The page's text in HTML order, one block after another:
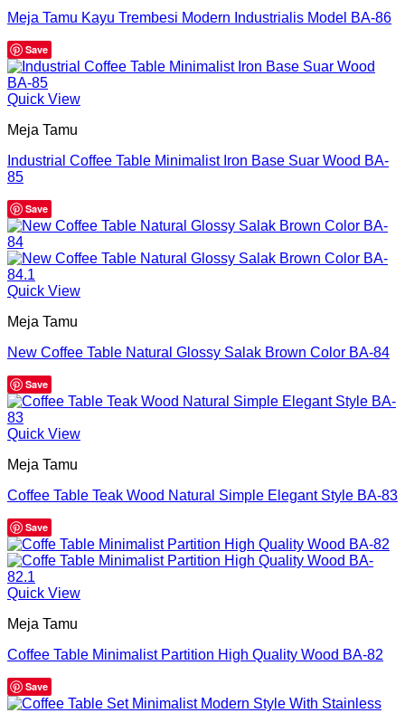
Meja Tamu Kayu Trembesi Modern Industrialis Model BA-86
Save
Quick View
Meja Tamu
Industrial Coffee Table Minimalist Iron Base Suar Wood BA-
85
Save
Quick View
Meja Tamu
New Coffee Table Natural Glossy Salak Brown Color BA-84
Save
Quick View
Meja Tamu
Coffee Table Teak Wood Natural Simple Elegant Style BA-83
Save
Quick View
Meja Tamu
Coffee Table Minimalist Partition High Quality Wood BA-82
Save